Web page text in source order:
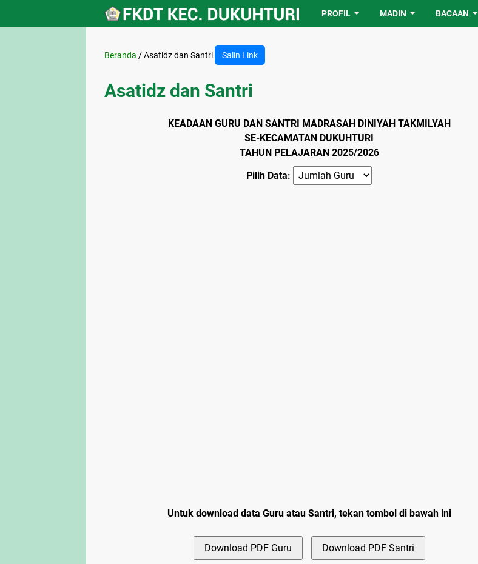
PROFIL MADIN BACAAN
Beranda /Asatidz dan Santri Salin Link
Asatidz dan Santri
KEADAAN GURU DAN SANTRI MADRASAH DINIYAH TAKMILYAH
SE-KECAMATAN DUKUHTURI
TAHUN PELAJARAN 2025/2026
Pilih Data:
Untuk download data Guru atau Santri, tekan tombol di bawah ini
Download PDF Guru Download PDF Santri